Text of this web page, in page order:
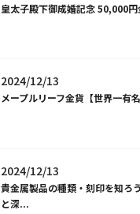
皇太子殿下御成婚記念 50,000
2024/12/13
メープルリーフ金貨【世界一有名
2024/12/13
貴金属製品の種類・刻印を知
と深...